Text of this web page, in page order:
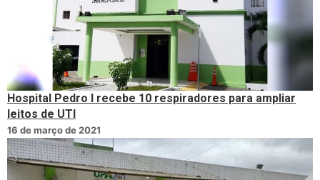
Hospital Pedro I recebe 10 respiradores para ampliar
leitos de UTI
16 de março de 2021